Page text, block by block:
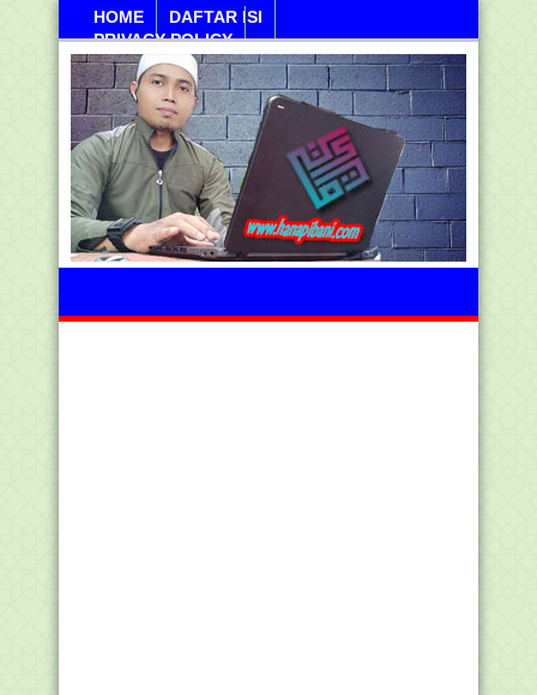
HOME
DAFTAR ISI
PRIVACY POLICY
Ahad, 09 Agustus 2026